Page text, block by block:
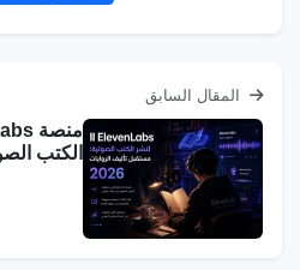
المقال السابق
الكتب